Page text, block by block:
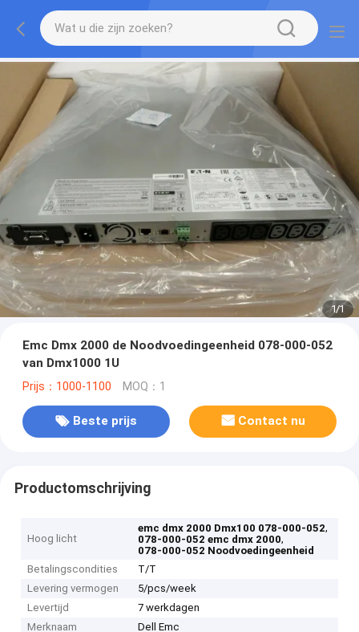
1/1
Emc Dmx 2000 de Noodvoedingeenheid 078-000-052
van Dmx1000 1U
Prijs：1000-1100 MOQ：1
Beste prijs Contact nu
Productomschrijving
Hoog licht
emc dmx 2000 Dmx100 078-000-052,
078-000-052 emc dmx 2000,
078-000-052 Noodvoedingeenheid
Betalingscondities
T/T
Levering vermogen
5/pcs/week
Levertijd
7 werkdagen
Merknaam
Dell Emc